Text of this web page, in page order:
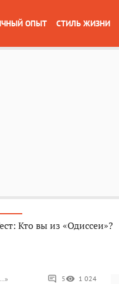
ОПЫТ СТИЛЬ ЖИЗНИ
Кто вы из «Одиссеи»?
5 1 024